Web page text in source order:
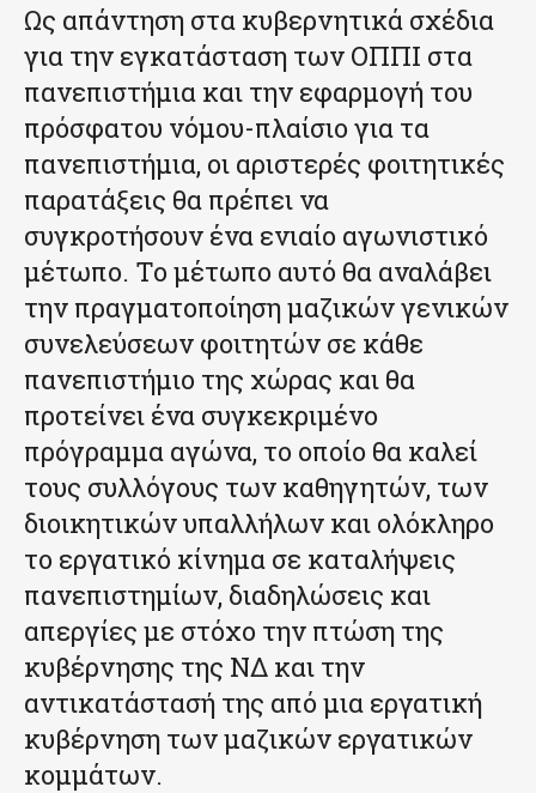
Ως απάντηση στα κυβερνητικά σχέδια
για την εγκατάσταση των ΟΠΠΙ στα
πανεπιστήμια και την εφαρμογή του
πρόσφατου νόμου-πλαίσιο για τα
πανεπιστήμια, οι αριστερές φοιτητικές
παρατάξεις θα πρέπει να
συγκροτήσουν ένα ενιαίο αγωνιστικό
μέτωπο. Το μέτωπο αυτό θα αναλάβει
την πραγματοποίηση μαζικών γενικών
συνελεύσεων φοιτητών σε κάθε
πανεπιστήμιο της χώρας και θα
προτείνει ένα συγκεκριμένο
πρόγραμμα αγώνα, το οποίο θα καλεί
τους συλλόγους των καθηγητών, των
διοικητικών υπαλλήλων και ολόκληρο
το εργατικό κίνημα σε καταλήψεις
πανεπιστημίων, διαδηλώσεις και
απεργίες με στόχο την πτώση της
κυβέρνησης της ΝΔ και την
αντικατάστασή της από μια εργατική
κυβέρνηση των μαζικών εργατικών
κομμάτων.